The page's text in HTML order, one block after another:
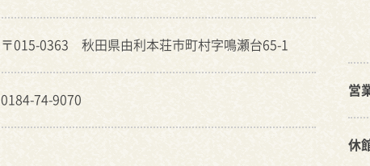
〒015-0363 秋田県由利本荘市町村字鳴瀬台65-1
0184-74-9070 営
休